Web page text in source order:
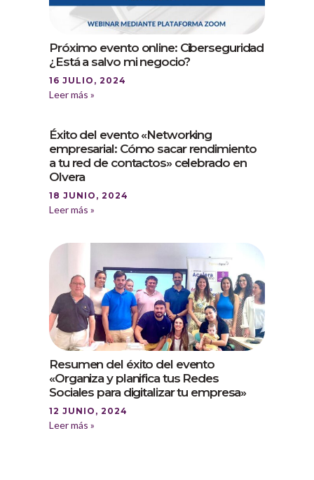
Próximo evento online: Ciberseguridad
¿Está a salvo mi negocio?
16 JULIO, 2024
Leer más »
Éxito del evento «Networking
empresarial: Cómo sacar rendimiento
a tu red de contactos» celebrado en
Olvera
18 JUNIO, 2024
Leer más »
Resumen del éxito del evento
«Organiza y planifica tus Redes
Sociales para digitalizar tu empresa»
12 JUNIO, 2024
Leer más »